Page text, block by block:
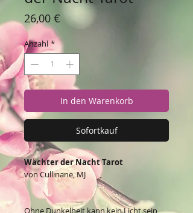
26,00 € Preis
Anzahl *
In den Warenkorb
Sofortkauf
Wächter der Nacht Tarot
von Cullinane, MJ
Ohne Dunkelheit kann kein Licht sein